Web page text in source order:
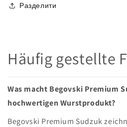
Разделити
Häufig gestellte
Was macht Begovski Premium
hochwertigen Wurstprodukt?
Begovski Premium Sudzuk